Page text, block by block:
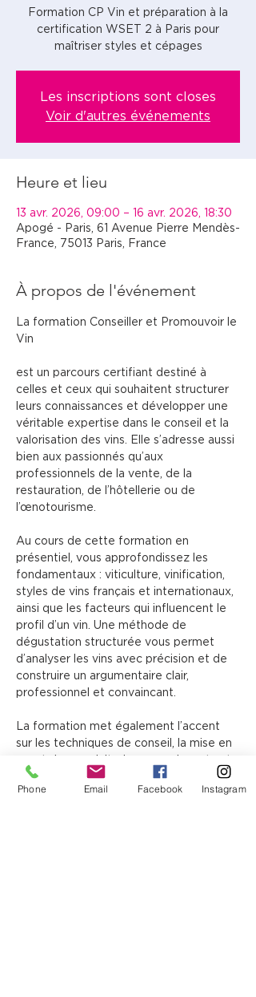
Formation CP Vin et préparation à la
certification WSET 2 à Paris pour
maîtriser styles et cépages
Les inscriptions sont closes
Voir d'autres événements
Heure et lieu
13 avr. 2026, 09:00 – 16 avr. 2026, 18:30
Apogé - Paris, 61 Avenue Pierre Mendès-
France, 75013 Paris, France
À propos de l'événement
La formation Conseiller et Promouvoir le
Vin
est un parcours certifiant destiné à
celles et ceux qui souhaitent structurer
leurs connaissances et développer une
véritable expertise dans le conseil et la
valorisation des vins. Elle s’adresse aussi
bien aux passionnés qu’aux
professionnels de la vente, de la
restauration, de l’hôtellerie ou de
l’œnotourisme.
Au cours de cette formation en
présentiel, vous approfondissez les
fondamentaux : viticulture, vinification,
styles de vins français et internationaux,
ainsi que les facteurs qui influencent le
profil d’un vin. Une méthode de
dégustation structurée vous permet
d’analyser les vins avec précision et de
construire un argumentaire clair,
professionnel et convaincant.
La formation met également l’accent
sur les techniques de conseil, la mise en
avant des produits, les accords mets et
vins et la communication autour du vin.
L’objectif est de vous rendre capable
Phone Email Facebook Instagram